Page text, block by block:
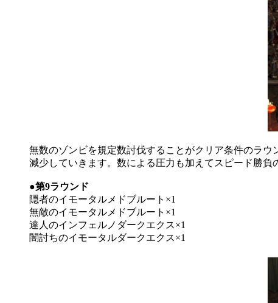
無数のゾンビを規定数討伐することがクリア条件のラ
減少していきます。数による圧力も加えてスピード勝負
●第9ラウンド
隠者のイモータルメドブルート×1
無敵のイモータルメドブルート×1
達人のインフェルノダークエクス×1
闇討ちのイモータルダークエクス×1